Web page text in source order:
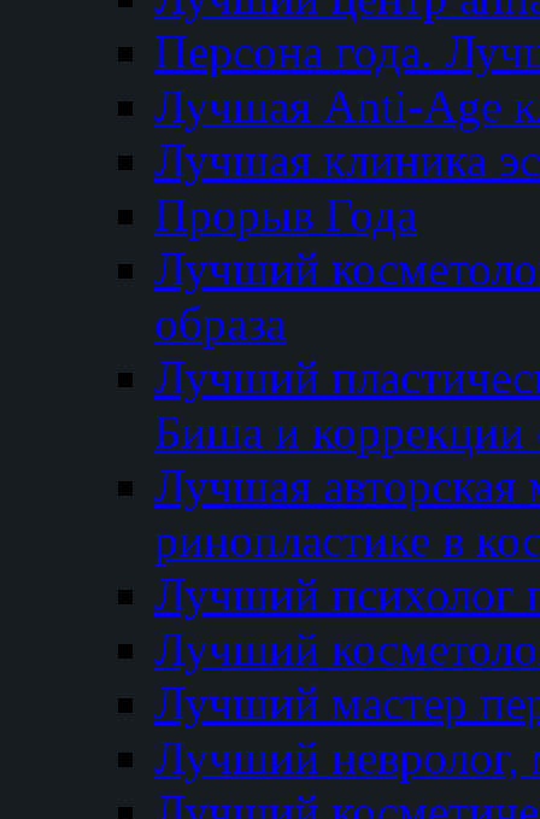
Персона года.
Лучшая Anti-Age
Лучшая клиника
Прорыв Года
Лучший
образа
Лучший
Биша и коррекции
Лучшая авторская
ринопластике в
Лучший психолог
Лучший
Лучший мастер
Лучший невролог,